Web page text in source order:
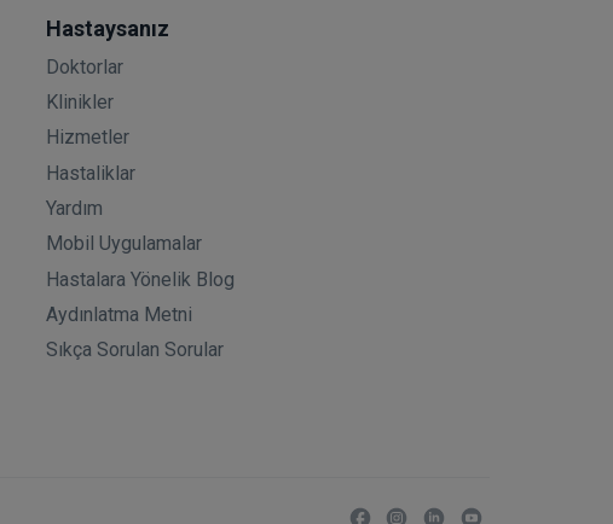
Hastaysanız
Doktorlar
Klinikler
Hizmetler
Hastaliklar
Yardım
Mobil Uygulamalar
Hastalara Yönelik Blog
Aydınlatma Metni
Sıkça Sorulan Sorular